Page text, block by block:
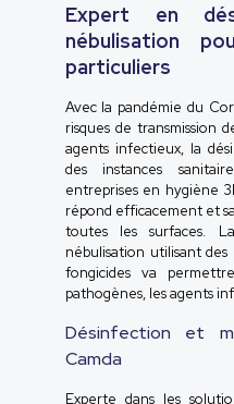
Expert en
nébulisation
particuliers
Avec la pandémie du
risques de transmission
agents infectieux, la
des instances
entreprises en hygiène
répond efficacement et
toutes les surfaces.
nébulisation utilisant
fongicides va
pathogènes, les agents
Désinfection et
Camda
Experte dans les